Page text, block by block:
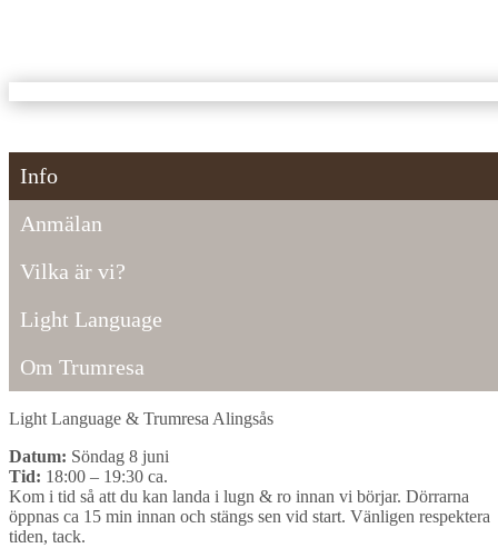
Info
Anmälan
Vilka är vi?
Light Language
Om Trumresa
Light Language & Trumresa Alingsås
Datum: Söndag 8 juni
Tid: 18:00 – 19:30 ca.
Kom i tid så att du kan landa i lugn & ro innan vi börjar. Dörrarna
öppnas ca 15 min innan och stängs sen vid start. Vänligen respektera
tiden, tack.